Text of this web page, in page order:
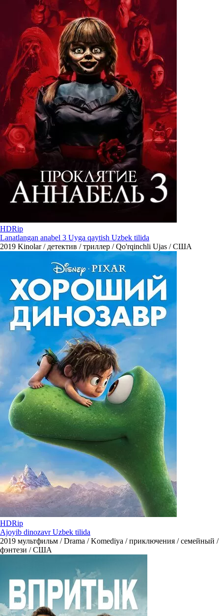
HDRip
Lanatlangan anabel 3 Uyga qaytish Uzbek tilida
2019 Kinolar / детектив / триллер / Qo'rqinchli Ujas / США
HDRip
Ajoyib dinozavr Uzbek tilida
2019 мультфильм / Drama / Komediya / приключения / семейный /
фэнтези / США